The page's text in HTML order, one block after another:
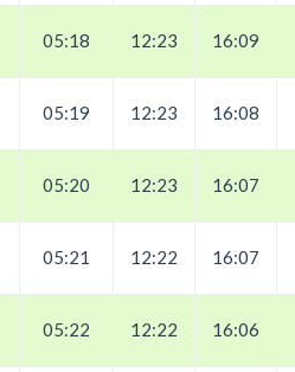
05:18 12:23 16:09
05:19 12:23 16:08
05:20 12:23 16:07
05:21 12:22 16:07
05:22 12:22 16:06